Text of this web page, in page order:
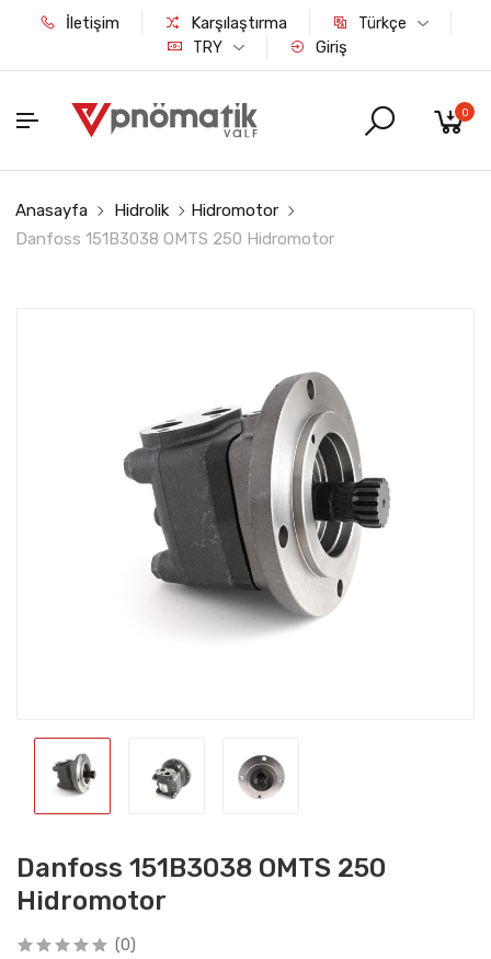
İletişim Karşılaştırma
Türkçe
TRY
Giriş
0
Anasayfa Hidrolik
Hidromotor
Danfoss 151B3038 OMTS 250 Hidromotor
Danfoss 151B3038 OMTS 250
Hidromotor
(0)